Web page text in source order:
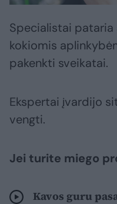
Specialistai
kokiomis
pakenkti sveikatai.
Ekspertai įvardijo
vengti.
Jei turite miego
Kavos guru